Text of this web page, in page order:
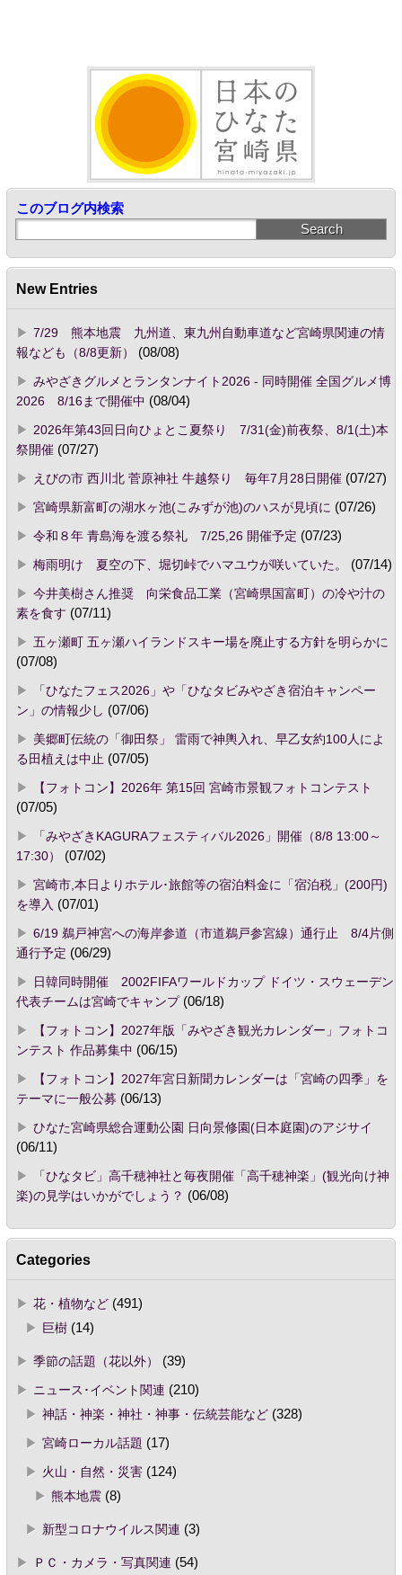
このブログ内検索
New Entries
7/29 熊本地震 九州道、東九州自動車道など宮崎県関連の情
報なども（8/8更新）
(08/08)
みやざきグルメとランタンナイト2026 - 同時開催 全国グルメ博
2026 8/16まで開催中 (08/04)
2026年第43回日向ひょとこ夏祭り 7/31(金)前夜祭、8/1(土)本
祭開催(07/27)
えびの市 西川北 菅原神社 牛越祭り 毎年7月28日開催(07/27)
宮崎県新富町の湖水ヶ池(こみずが池)のハスが見頃に (07/26)
令和８年 青島海を渡る祭礼 7/25,26 開催予定 (07/23)
梅雨明け 夏空の下、堀切峠でハマユウが咲いていた。
(07/14)
今井美樹さん推奨 向栄食品工業（宮崎県国富町）の冷や汁の
素を食す (07/11)
五ヶ瀬町 五ヶ瀬ハイランドスキー場を廃止する方針を明らかに
(07/08)
「ひなたフェス2026」や「ひなタビみやざき宿泊キャンペー
ン」の情報少し (07/06)
美郷町伝統の「御田祭」 雷雨で神輿入れ、早乙女約100人によ
る田植えは中止 (07/05)
【フォトコン】2026年 第15回 宮崎市景観フォトコンテスト
(07/05)
「みやざきKAGURAフェスティバル2026」開催（8/8 13:00～
17:30）
(07/02)
宮崎市,本日よりホテル･旅館等の宿泊料金に「宿泊税」(200円)
を導入 (07/01)
6/19 鵜戸神宮への海岸参道（市道鵜戸参宮線）通行止 8/4片側
通行予定 (06/29)
日韓同時開催 2002FIFAワールドカップ ドイツ・スウェーデン
代表チームは宮崎でキャンプ(06/18)
【フォトコン】2027年版「みやざき観光カレンダー」フォトコ
ンテスト 作品募集中 (06/15)
【フォトコン】2027年宮日新聞カレンダーは「宮崎の四季」を
テーマに一般公募 (06/13)
ひなた宮崎県総合運動公園 日向景修園(日本庭園)のアジサイ
(06/11)
「ひなタビ」高千穂神社と毎夜開催「高千穂神楽」(観光向け神
楽)の見学はいかがでしょう？ (06/08)
Categories
花・植物など(491)
巨樹(14)
季節の話題（花以外）
(39)
ニュース･イベント関連 (210)
神話・神楽・神社・神事・伝統芸能など(328)
宮崎ローカル話題 (17)
火山・自然・災害(124)
熊本地震(8)
新型コロナウイルス関連 (3)
ＰＣ・カメラ・写真関連 (54)